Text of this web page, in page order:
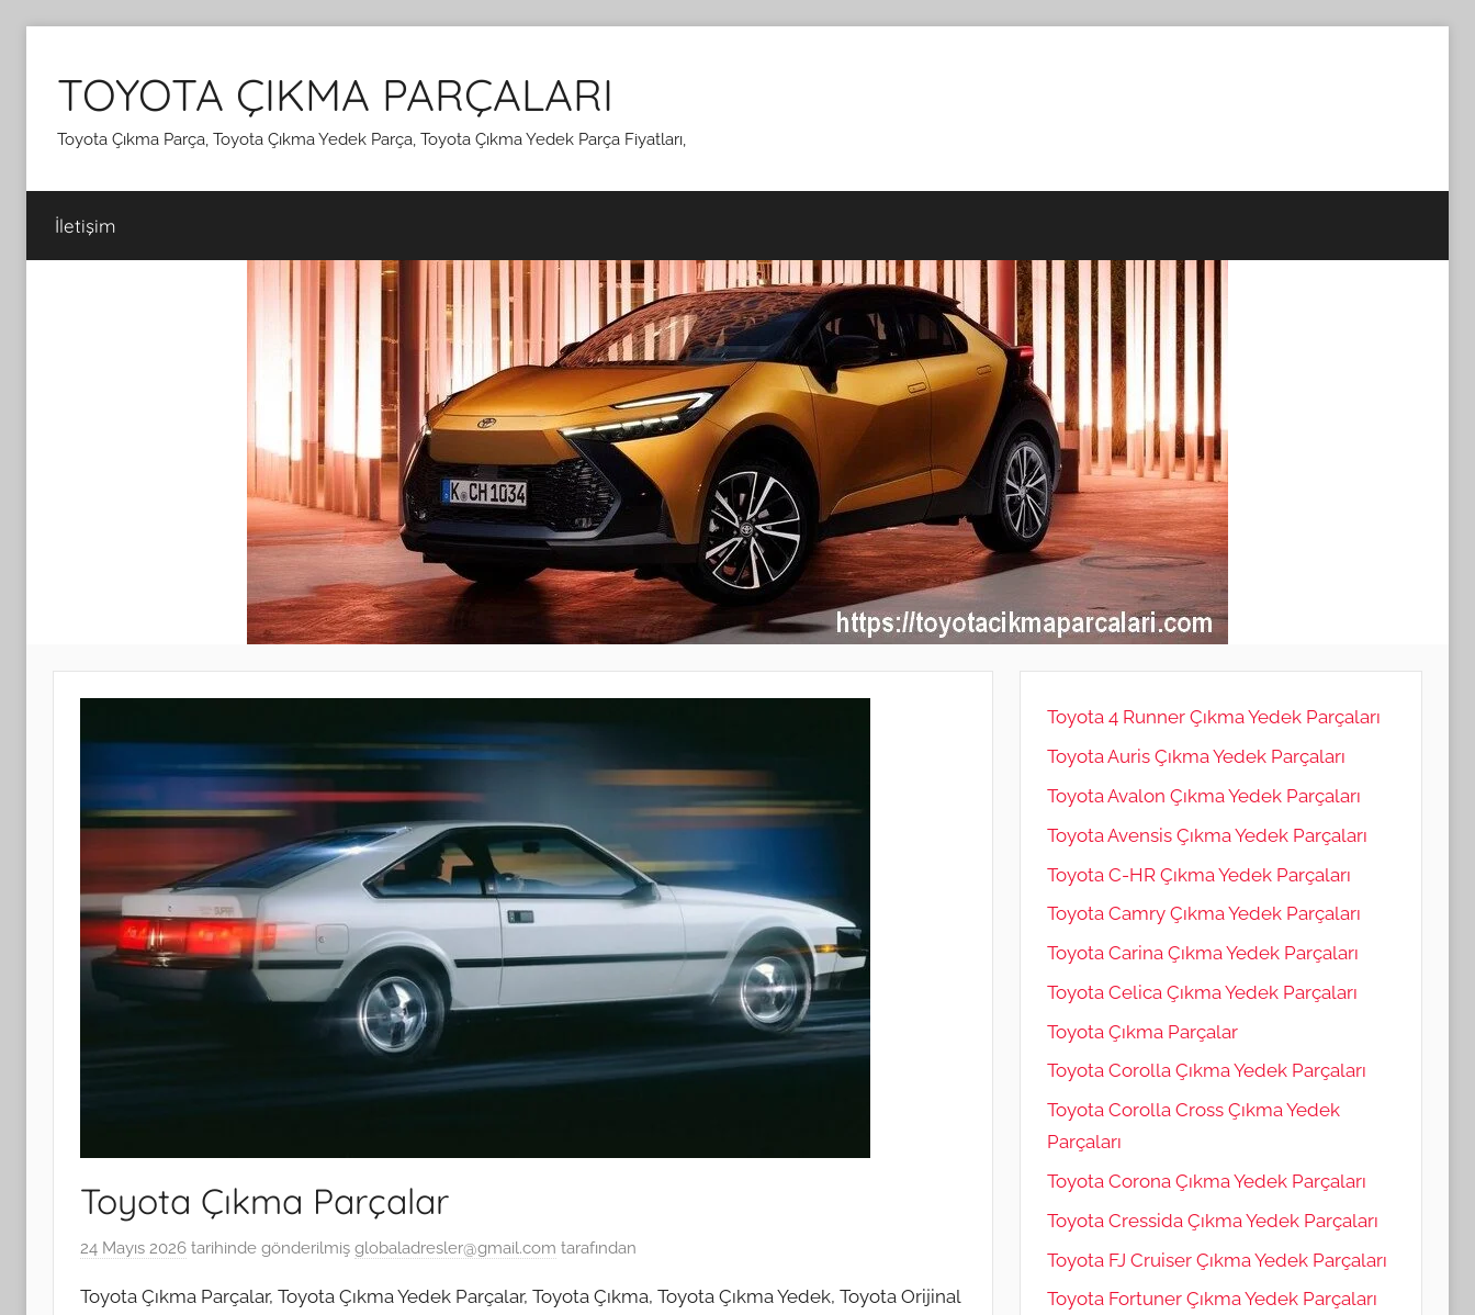
TOYOTA ÇIKMA PARÇALARI
Toyota Çıkma Parça, Toyota Çıkma Yedek Parça, Toyota Çıkma Yedek Parça Fiyatları,
İletişim
Toyota Çıkma Parçalar
24 Mayıs 2026 tarihinde gönderilmiş globaladresler@gmail.com tarafından
Toyota Çıkma Parçalar, Toyota Çıkma Yedek Parçalar, Toyota Çıkma, Toyota Çıkma Yedek, Toyota Orijinal
Toyota 4 Runner Çıkma Yedek Parçaları
Toyota Auris Çıkma Yedek Parçaları
Toyota Avalon Çıkma Yedek Parçaları
Toyota Avensis Çıkma Yedek Parçaları
Toyota C-HR Çıkma Yedek Parçaları
Toyota Camry Çıkma Yedek Parçaları
Toyota Carina Çıkma Yedek Parçaları
Toyota Celica Çıkma Yedek Parçaları
Toyota Çıkma Parçalar
Toyota Corolla Çıkma Yedek Parçaları
Toyota Corolla Cross Çıkma Yedek
Parçaları
Toyota Corona Çıkma Yedek Parçaları
Toyota Cressida Çıkma Yedek Parçaları
Toyota FJ Cruiser Çıkma Yedek Parçaları
Toyota Fortuner Çıkma Yedek Parçaları